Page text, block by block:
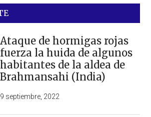
Ataque de hormigas rojas
fuerza la huida de algunos
habitantes de la aldea de
Brahmansahi (India)
9 septiembre, 2022